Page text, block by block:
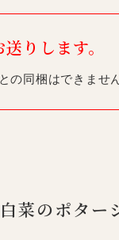
りします。
同梱はできませ
菜のポター